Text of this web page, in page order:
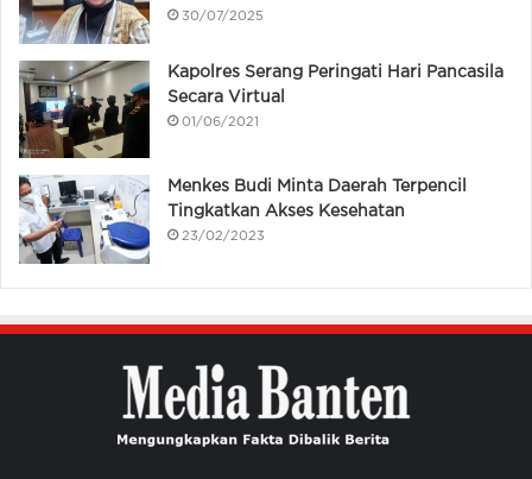
30/07/2025
Kapolres Serang Peringati Hari Pancasila
Secara Virtual
01/06/2021
Menkes Budi Minta Daerah Terpencil
Tingkatkan Akses Kesehatan
23/02/2023